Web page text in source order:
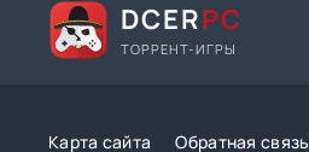
DCERPC
ТОРРЕНТ-ИГРЫ
Карта сайта Обратная связь